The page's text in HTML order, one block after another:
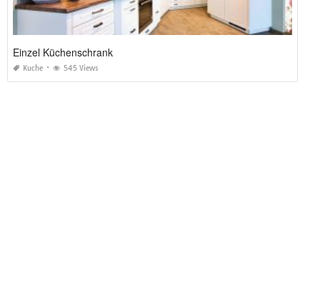
Einzel Küchenschrank
Kuche 545 Views